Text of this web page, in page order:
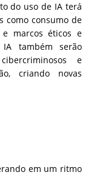
do uso de IA terá
como consumo de
e marcos éticos e
IA também serão
e
criando novas
em um ritmo